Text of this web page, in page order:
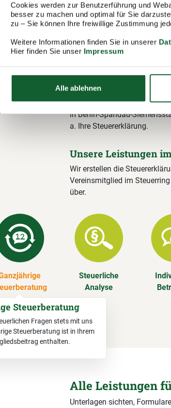
Cookies werden zur Benutzerführung und
besser zu machen und optimal für Sie
zu – Sie können Ihre freiwillige Zustimmung
Weitere Informationen finden Sie in unserer
Hier finden Sie unser Impressum
Alle ablehnen
Steuerring
Der Steuerring e.V.
1.100 Beratungsstellen einer
in Berlin-Spandau-
a. Ihre Steuererklärung.
Unsere Leistungen
Wir erstellen die
Vereinsmitglied im
über.
Steuerliche
Analyse
Alle Leistungen
Unterlagen sichten,
Steuerberatung
Fragen stets mit uns
Steuerberatung ist in Ihrem
enthalten.